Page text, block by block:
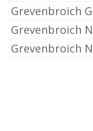
Grevenbroich
Grevenbroich
Grevenbroich